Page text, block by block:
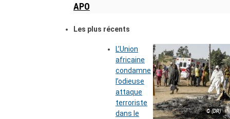
APO
Les plus récents
© (DR)
L’Union
africaine
condamne
l’odieuse
attaque
terroriste
dans le